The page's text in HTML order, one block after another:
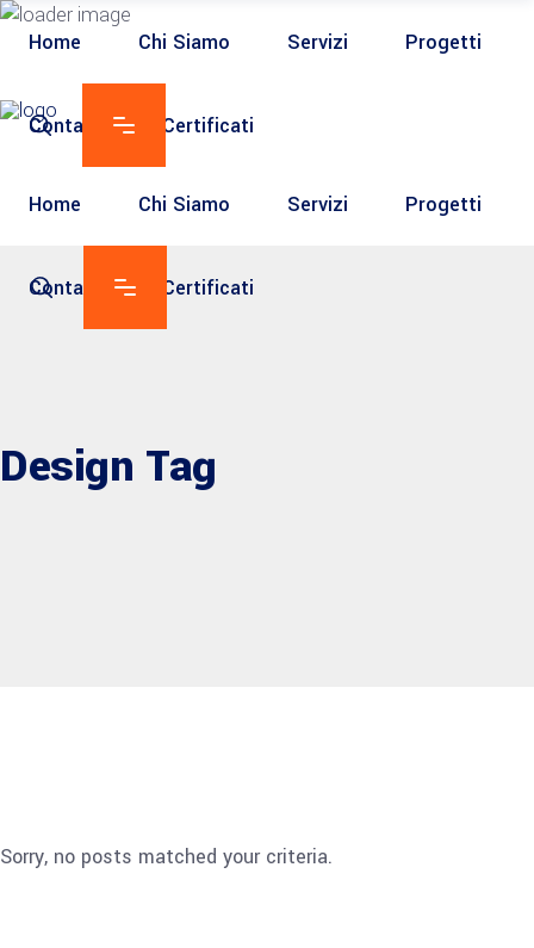
Home Chi Siamo Servizi Progetti
Contatti Certificati
Home Chi Siamo Servizi Progetti
Contatti Certificati
Design Tag
Sorry, no posts matched your criteria.